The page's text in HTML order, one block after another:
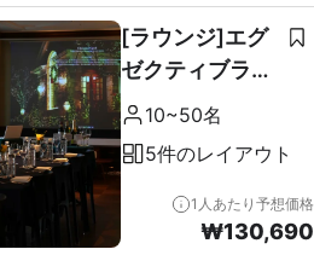
[ラウンジ]エグ
ゼクティブラウ
ンジ＆テラス全
10~50名
5件のレイアウト
1人あたり予想価格
₩130,690